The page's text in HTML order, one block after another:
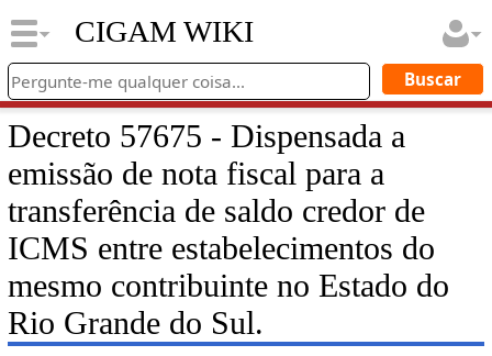
CIGAM WIKI
Decreto 57675 - Dispensada a
emissão de nota fiscal para a
transferência de saldo credor de
ICMS entre estabelecimentos do
mesmo contribuinte no Estado do
Rio Grande do Sul.